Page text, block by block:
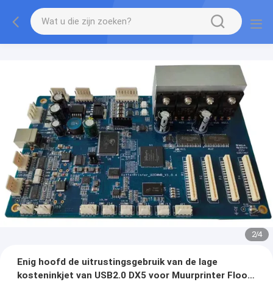
2/4
Enig hoofd de uitrustingsgebruik van de lage
kosteninkjet van USB2.0 DX5 voor Muurprinter Floor